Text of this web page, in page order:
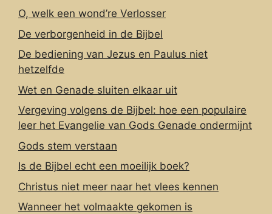
O, welk een wond’re Verlosser
De verborgenheid in de Bijbel
De bediening van Jezus en Paulus niet
hetzelfde
Wet en Genade sluiten elkaar uit
Vergeving volgens de Bijbel: hoe een populaire
leer het Evangelie van Gods Genade ondermijnt
Gods stem verstaan
Is de Bijbel echt een moeilijk boek?
Christus niet meer naar het vlees kennen
Wanneer het volmaakte gekomen is